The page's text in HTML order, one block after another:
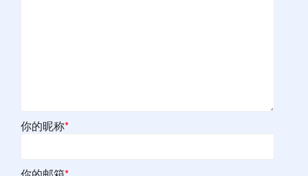
你的昵称*